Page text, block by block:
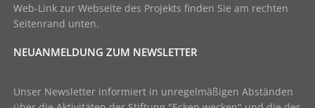
Web-Link zur Webseite des Projekts finden Sie am rechten
Seitenrand unten.
NEUANMELDUNG ZUM NEWSLETTER
Unser Newsletter informiert in unregelmäßigen Abständen